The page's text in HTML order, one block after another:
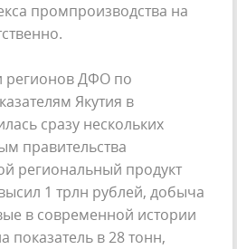
промпроизводства на
регионов ДФО по
Якутия в
сразу нескольких
правительства
региональный продукт
1 трлн рублей, добыча
в современной истории
показатель в 28 тонн,